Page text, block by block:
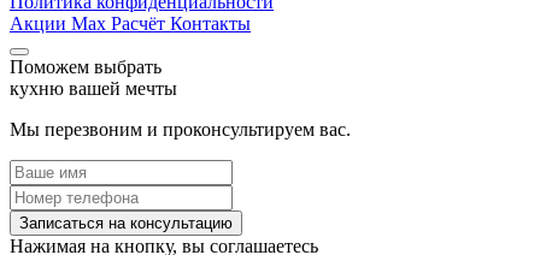
Акции Max Расчёт Контакты
Поможем выбрать
кухню вашей мечты
Мы перезвоним и проконсультируем вас.
Записаться на консультацию
Нажимая на кнопку, вы соглашаетесь